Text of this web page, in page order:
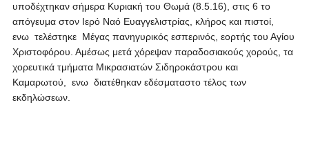
υποδέχτηκαν σήμερα Κυριακή του Θωμά (8.5.16), στις 6 το
απόγευμα στον Ιερό Ναό Ευαγγελιστρίας, κλήρος και πιστοί,
ενω τελέστηκε Μέγας πανηγυρικός εσπερινός, εορτής του Αγίου
Χριστοφόρου. Αμέσως μετά χόρεψαν παραδοσιακούς χορούς, τα
χορευτικά τμήματα Μικρασιατών Σιδηροκάστρου και
Καμαρωτού, ενω διατέθηκαν εδέσματαστο τέλος των
εκδηλώσεων.